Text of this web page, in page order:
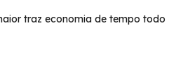
traz economia de tempo todo